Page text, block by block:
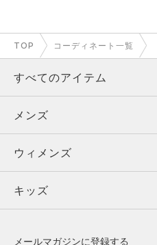
TOP コーディネート一覧
すべてのアイテム
メンズ
ウィメンズ
キッズ
メンズ
トップス
ボトムス
ウィメンズ
トップス
キッズ
メールマガジンに登録する